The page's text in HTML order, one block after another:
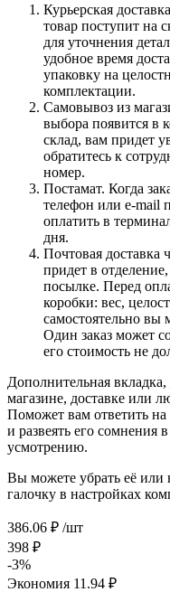
Курьерская
товар поступит на
для уточнения
удобное время
упаковку на
комплектации.
Самовывоз из
выбора появится в
склад, вам придет
обратитесь к
номер.
Постамат. Когда
телефон или e-mail
оплатить в
дня.
Почтовая доставка
придет в
посылке. Перед
коробки: вес,
самостоятельно вы
Один заказ может
его стоимость не
Дополнительная
магазине, доставке или
Поможет вам ответить
и развеять его сомнения
усмотрению.
Вы можете убрать её или
галочку в настройках
386.06 ₽ /шт
398 ₽
-3%
Экономия 11.94 ₽